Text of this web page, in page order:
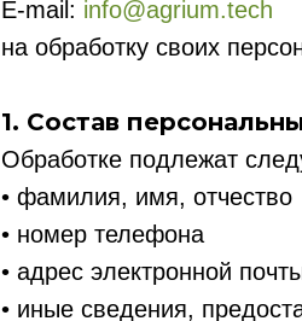
E-mail: info@agrium.tech
на обработку своих
1. Состав
Обработке подлежат
• фамилия, имя, отчество
• номер телефона
• адрес электронной
• иные сведения,